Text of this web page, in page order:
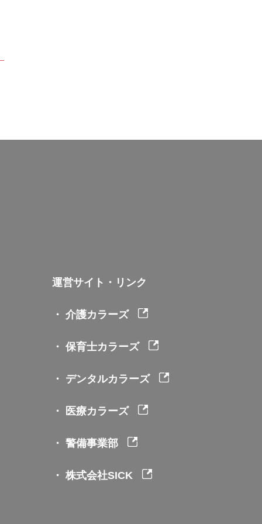
運営サイト・リンク
・ 介護カラーズ
・ 保育士カラーズ
・ デンタルカラーズ
・ 医療カラーズ
・ 警備事業部
・ 株式会社SICK